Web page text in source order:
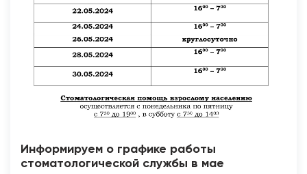
Информируем о графике работы
стоматологической службы в мае